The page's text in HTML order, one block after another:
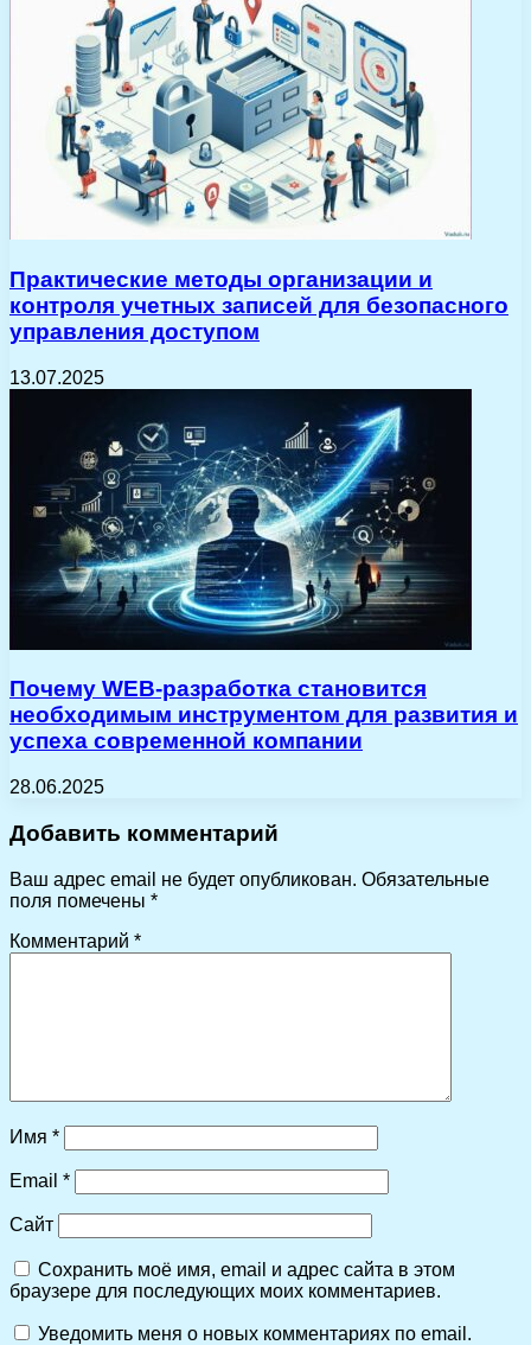
Практические методы организации и
контроля учетных записей для безопасного
управления доступом
13.07.2025
Почему WEB-разработка становится
необходимым инструментом для развития и
успеха современной компании
28.06.2025
Добавить комментарий
Ваш адрес email не будет опубликован. Обязательные
поля помечены *
Комментарий *
Имя *
Email *
Сайт
Сохранить моё имя, email и адрес сайта в этом
браузере для последующих моих комментариев.
Уведомить меня о новых комментариях по email.